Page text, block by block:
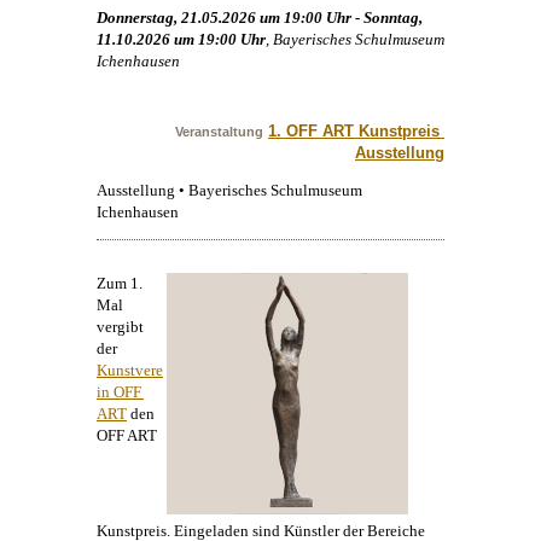
Donnerstag, 21.05.2026 um 19:00 Uhr - Sonntag,
11.10.2026 um 19:00 Uhr , Bayerisches Schulmuseum
Ichenhausen
Veranstaltung 1. OFF ART Kunstpreis
Ausstellung
Ausstellung • Bayerisches Schulmuseum
Ichenhausen
Zum 1.
Mal
vergibt
der
Kunstvere
in OFF
ART den
OFF ART
Kunstpreis. Eingeladen sind Künstler der Bereiche